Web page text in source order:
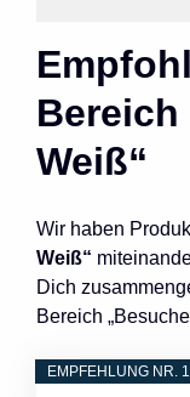
Weiß“
Wir haben
Weiß“
Dich
Bereich
EMPFEHLUNG NR. 1